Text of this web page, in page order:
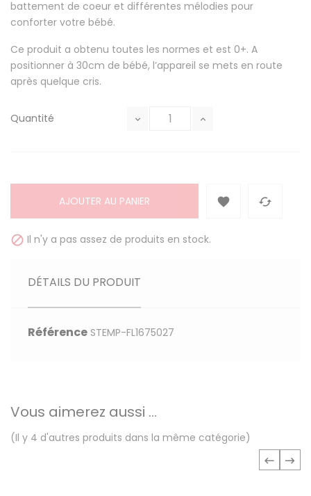
battement de coeur et différentes mélodies pour
conforter votre bébé.
Ce produit a obtenu toutes les normes et est 0+. A
positionner à 30cm de bébé, l’appareil se mets en route
après quelque cris.
Quantité
AJOUTER AU PANIER  
 Il n'y a pas assez de produits en stock.
DÉTAILS DU PRODUIT
Référence STEMP-FL1675027
Vous aimerez aussi ...
(Il y 4 d'autres produits dans la même catégorie)